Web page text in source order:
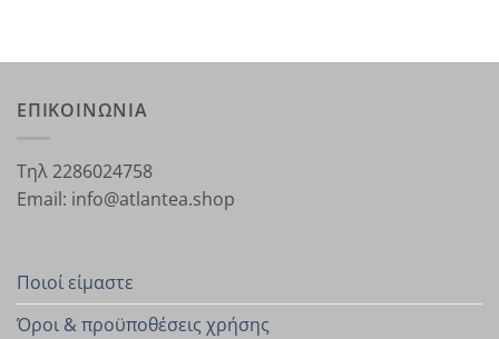
ΕΠΙΚΟΙΝΩΝΙΑ
Τηλ 2286024758
Email: info@atlantea.shop
Ποιοί είμαστε
Όροι & προϋποθέσεις χρήσης